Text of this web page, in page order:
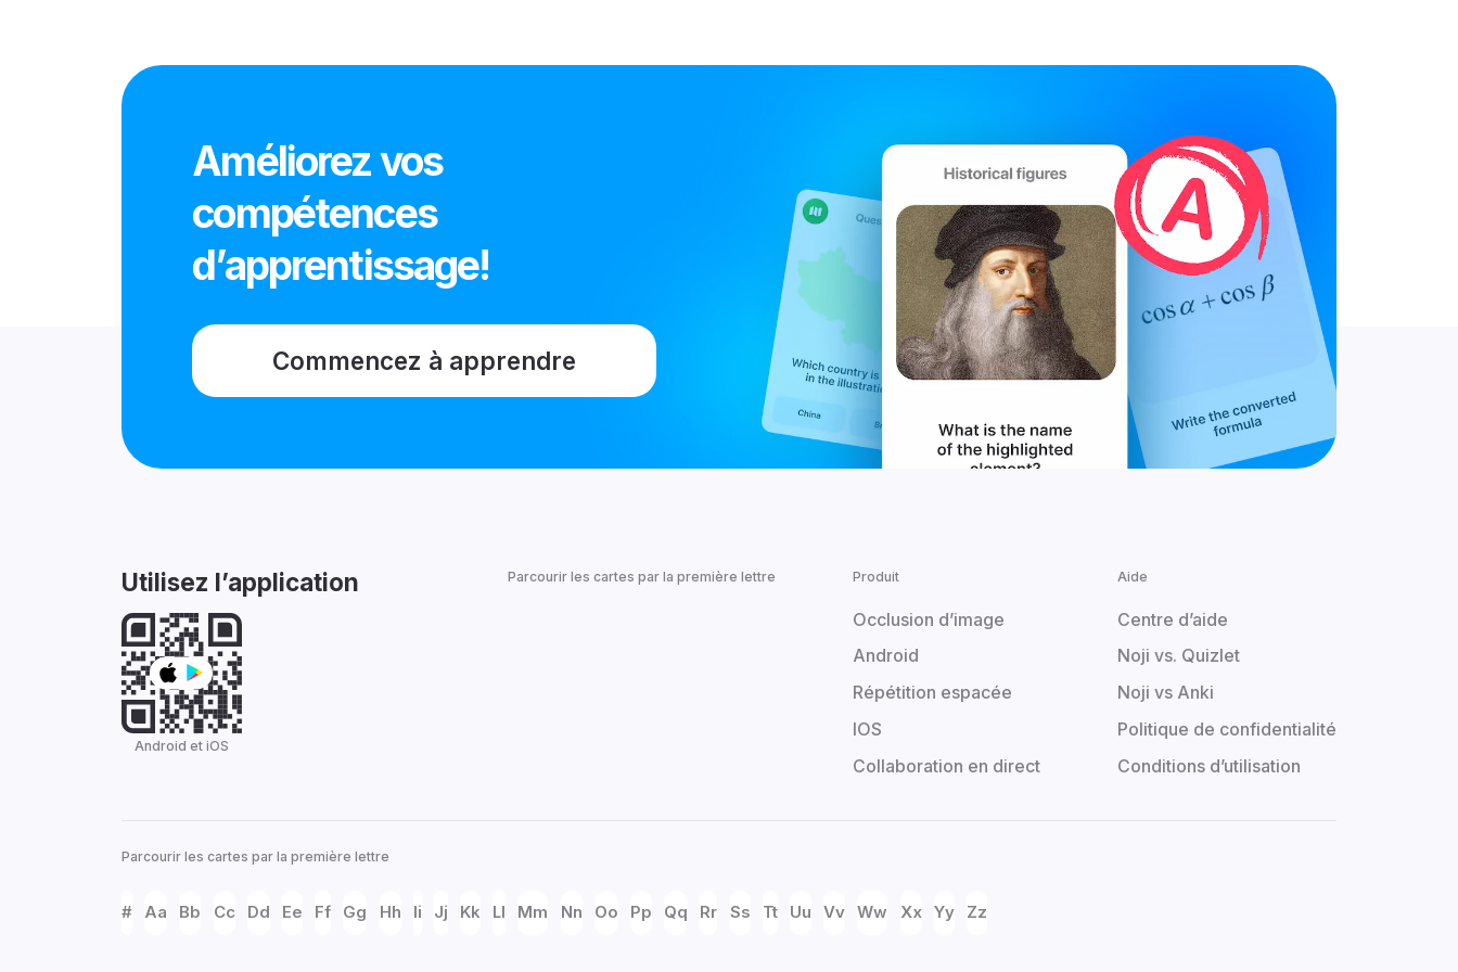
Améliorez vos
compétences
d’apprentissage!
Commencez à apprendre
Utilisez l’application
Android et iOS
Parcourir les cartes par la première lettre Produit
Occlusion d’image
Android
Répétition espacée
IOS
Collaboration en direct
Aide
Centre d’aide
Noji vs. Quizlet
Noji vs Anki
Politique de confidentialité
Conditions d’utilisation
Parcourir les cartes par la première lettre
# Aa Bb Cc Dd Ee Ff Gg Hh Ii Jj Kk Ll Mm Nn Oo Pp Qq Rr Ss Tt Uu Vv Ww Xx Yy Zz